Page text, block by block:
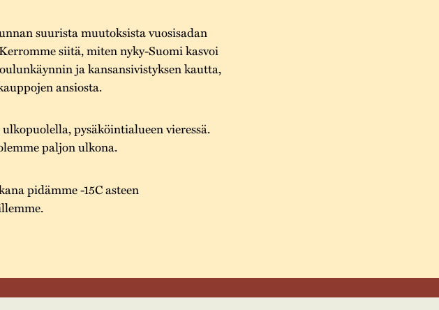
suurista muutoksista vuosisadan
siitä, miten nyky-Suomi kasvoi
ja kansansivistyksen kautta,
ansiosta.
pysäköintialueen vieressä.
paljon ulkona.
pidämme -15C asteen